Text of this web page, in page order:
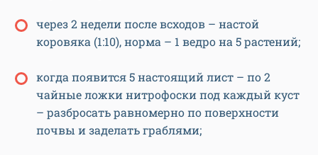
через 2 недели после всходов – настой
коровяка (1:10), норма – 1 ведро на 5 растений;
когда появится 5 настоящий лист – по 2
чайные ложки нитрофоски под каждый куст
– разбросать равномерно по поверхности
почвы и заделать граблями;